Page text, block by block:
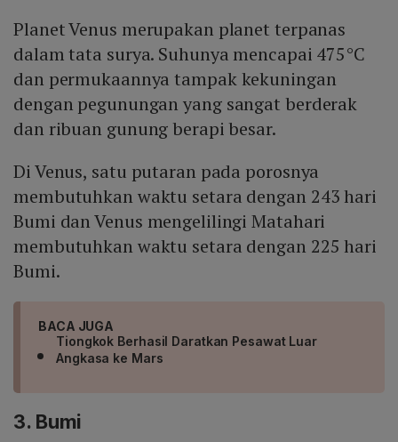
Planet Venus merupakan planet terpanas
dalam tata surya. Suhunya mencapai 475°C
dan permukaannya tampak kekuningan
dengan pegunungan yang sangat berderak
dan ribuan gunung berapi besar.
Di Venus, satu putaran pada porosnya
membutuhkan waktu setara dengan 243 hari
Bumi dan Venus mengelilingi Matahari
membutuhkan waktu setara dengan 225 hari
Bumi.
BACA JUGA
Tiongkok Berhasil Daratkan Pesawat Luar
Angkasa ke Mars
3. Bumi